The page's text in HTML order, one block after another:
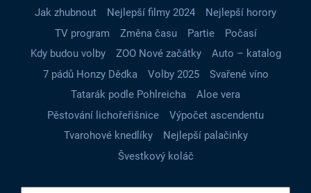
Jak zhubnout Nejlepší filmy 2024
Nejlepší horory
TV program
Změna času Partie
Počasí
Kdy budou volby
ZOO Nové začátky
Auto – katalog
7 pádů Honzy Dědka
Volby 2025
Svařené víno
Tatarák podle Pohlreicha
Aloe vera
Pěstování lichořeřišnice
Výpočet ascendentu
Tvarohové knedlíky
Nejlepší palačinky
Švestkový koláč